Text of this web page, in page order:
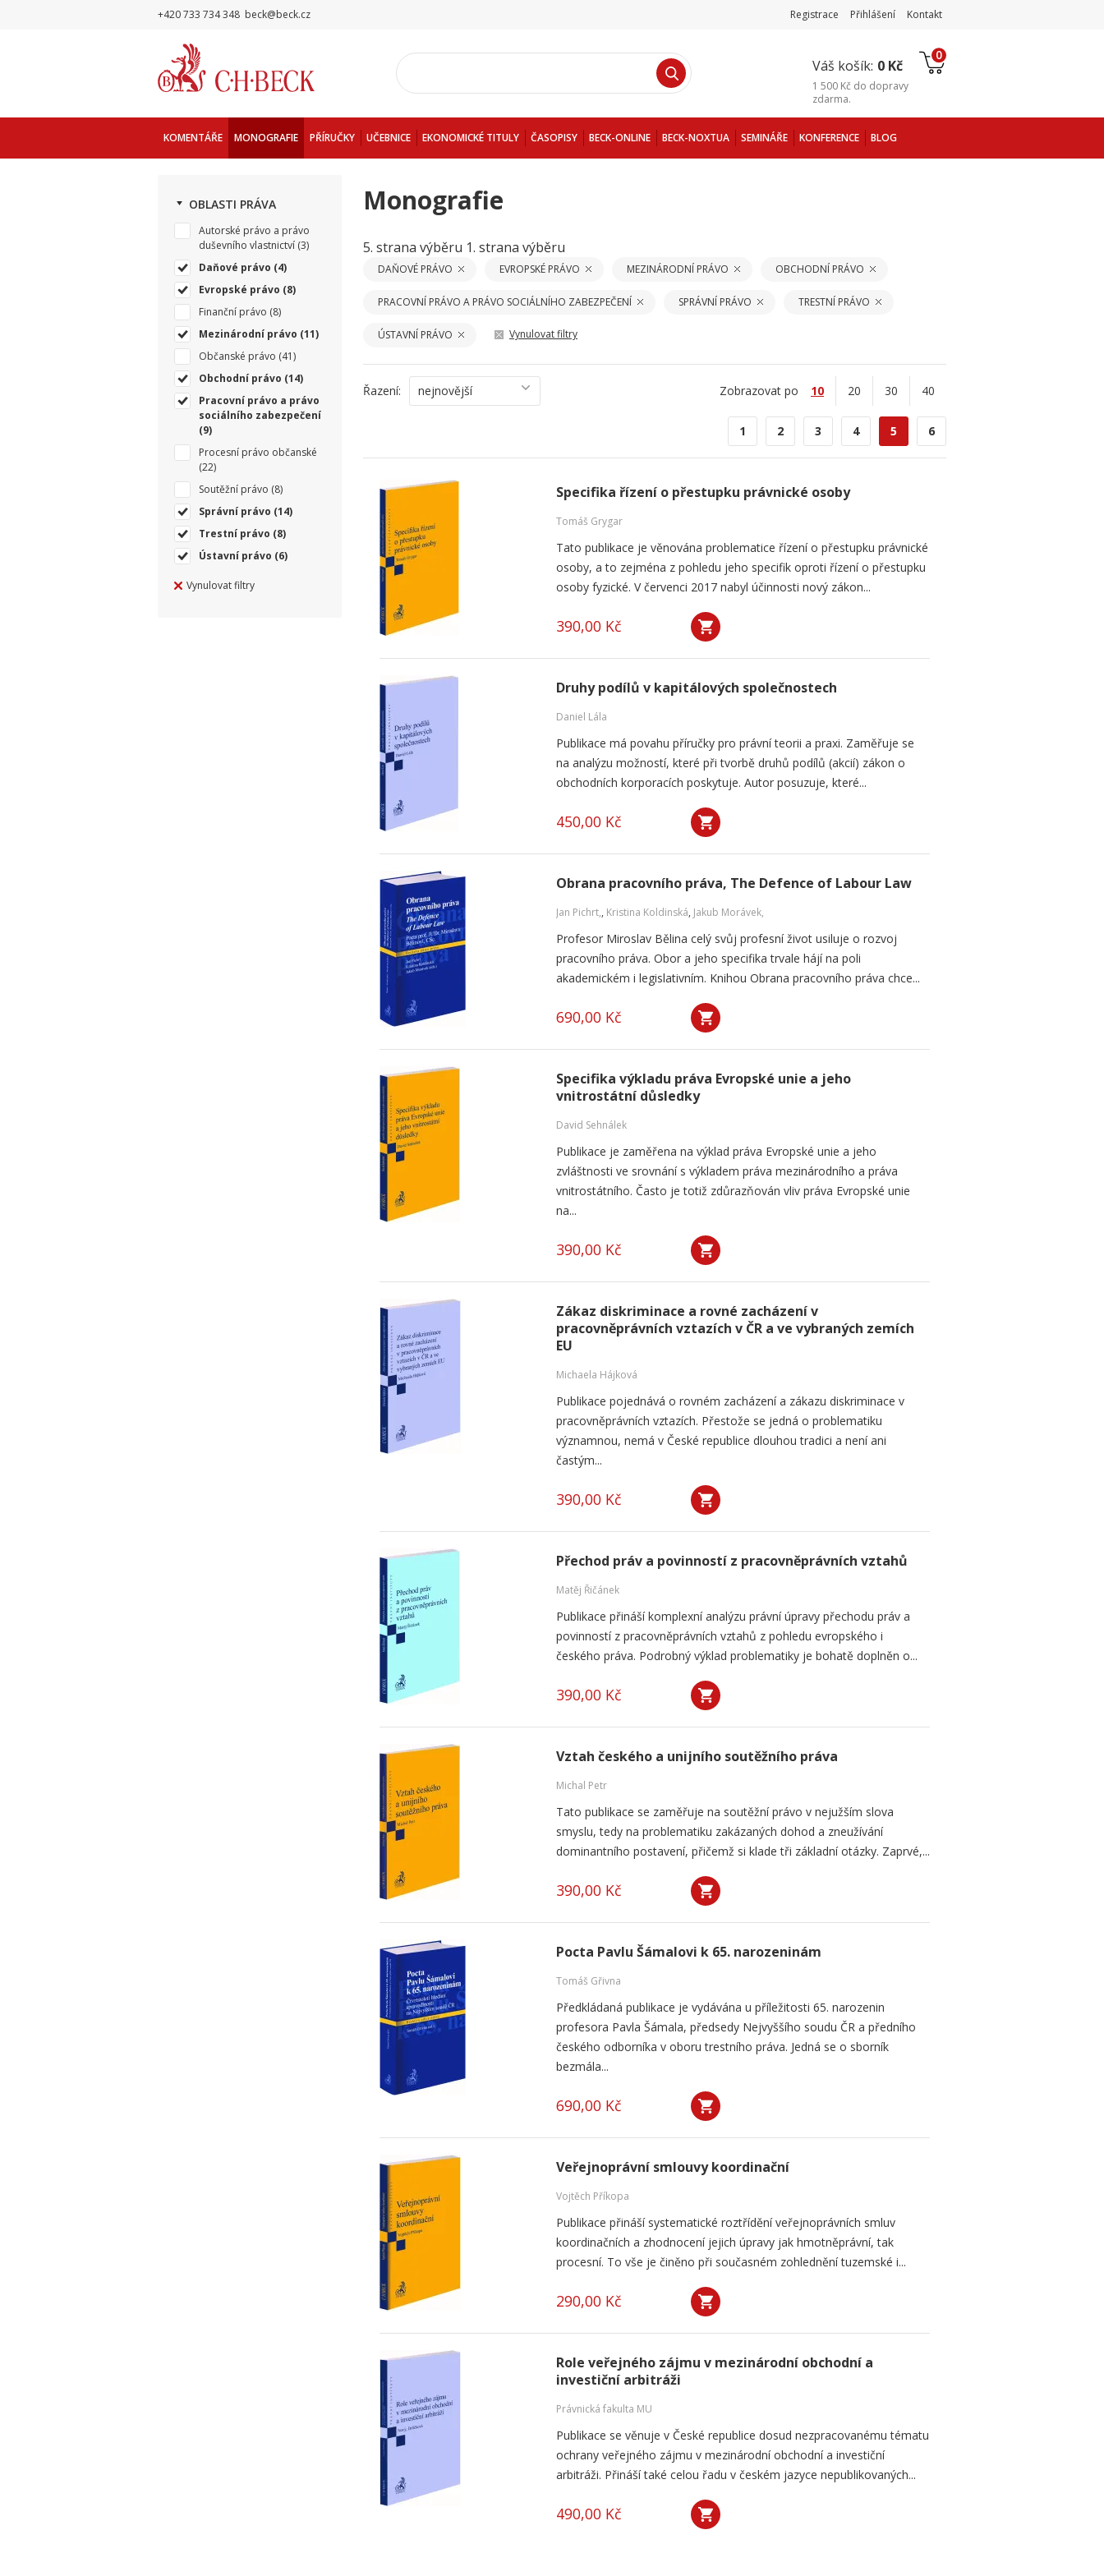
+420 733 734 348 beck@beck.cz Registrace Přihlášení Kontakt
Váš košík: 0 Kč
0
1 500 Kč do dopravy
zdarma.
KOMENTÁŘE MONOGRAFIE PŘÍRUČKY UČEBNICE EKONOMICKÉ TITULY ČASOPISY BECK-ONLINE BECK-NOXTUA SEMINÁŘE KONFERENCE BLOG
OBLASTI PRÁVA
Autorské právo a právo
duševního vlastnictví (3)
Daňové právo (4)
Evropské právo (8)
Finanční právo (8)
Mezinárodní právo (11)
Občanské právo (41)
Obchodní právo (14)
Pracovní právo a právo
sociálního zabezpečení
(9)
Procesní právo občanské
(22)
Soutěžní právo (8)
Správní právo (14)
Trestní právo (8)
Ústavní právo (6)
Vynulovat filtry
Monografie
5. strana výběru 1. strana výběru
DAŇOVÉ PRÁVO EVROPSKÉ PRÁVO MEZINÁRODNÍ PRÁVO OBCHODNÍ PRÁVO
PRACOVNÍ PRÁVO A PRÁVO SOCIÁLNÍHO ZABEZPEČENÍ SPRÁVNÍ PRÁVO TRESTNÍ PRÁVO
ÚSTAVNÍ PRÁVO Vynulovat filtry
Řazení: nejnovější Zobrazovat po 10 20 30 40
1 2 3 4 5 6
Specifika řízení o přestupku právnické osoby
Tomáš Grygar
Tato publikace je věnována problematice řízení o přestupku právnické
osoby, a to zejména z pohledu jeho specifik oproti řízení o přestupku
osoby fyzické. V červenci 2017 nabyl účinnosti nový zákon...
390,00 Kč
Druhy podílů v kapitálových společnostech
Daniel Lála
Publikace má povahu příručky pro právní teorii a praxi. Zaměřuje se
na analýzu možností, které při tvorbě druhů podílů (akcií) zákon o
obchodních korporacích poskytuje. Autor posuzuje, které...
450,00 Kč
Obrana pracovního práva, The Defence of Labour Law
Jan Pichrt,, Kristina Koldinská, Jakub Morávek,
Profesor Miroslav Bělina celý svůj profesní život usiluje o rozvoj
pracovního práva. Obor a jeho specifika trvale hájí na poli
akademickém i legislativním. Knihou Obrana pracovního práva chce...
690,00 Kč
Specifika výkladu práva Evropské unie a jeho
vnitrostátní důsledky
David Sehnálek
Publikace je zaměřena na výklad práva Evropské unie a jeho
zvláštnosti ve srovnání s výkladem práva mezinárodního a práva
vnitrostátního. Často je totiž zdůrazňován vliv práva Evropské unie
na...
390,00 Kč
Zákaz diskriminace a rovné zacházení v
pracovněprávních vztazích v ČR a ve vybraných zemích
EU
Michaela Hájková
Publikace pojednává o rovném zacházení a zákazu diskriminace v
pracovněprávních vztazích. Přestože se jedná o problematiku
významnou, nemá v České republice dlouhou tradici a není ani
častým...
390,00 Kč
Přechod práv a povinností z pracovněprávních vztahů
Matěj Řičánek
Publikace přináší komplexní analýzu právní úpravy přechodu práv a
povinností z pracovněprávních vztahů z pohledu evropského i
českého práva. Podrobný výklad problematiky je bohatě doplněn o...
390,00 Kč
Vztah českého a unijního soutěžního práva
Michal Petr
Tato publikace se zaměřuje na soutěžní právo v nejužším slova
smyslu, tedy na problematiku zakázaných dohod a zneužívání
dominantního postavení, přičemž si klade tři základní otázky. Zaprvé,...
390,00 Kč
Pocta Pavlu Šámalovi k 65. narozeninám
Tomáš Gřivna
Předkládaná publikace je vydávána u příležitosti 65. narozenin
profesora Pavla Šámala, předsedy Nejvyššího soudu ČR a předního
českého odborníka v oboru trestního práva. Jedná se o sborník
bezmála...
690,00 Kč
Veřejnoprávní smlouvy koordinační
Vojtěch Příkopa
Publikace přináší systematické roztřídění veřejnoprávních smluv
koordinačních a zhodnocení jejich úpravy jak hmotněprávní, tak
procesní. To vše je činěno při současném zohlednění tuzemské i...
290,00 Kč
Role veřejného zájmu v mezinárodní obchodní a
investiční arbitráži
Právnická fakulta MU
Publikace se věnuje v České republice dosud nezpracovanému tématu
ochrany veřejného zájmu v mezinárodní obchodní a investiční
arbitráži. Přináší také celou řadu v českém jazyce nepublikovaných...
490,00 Kč